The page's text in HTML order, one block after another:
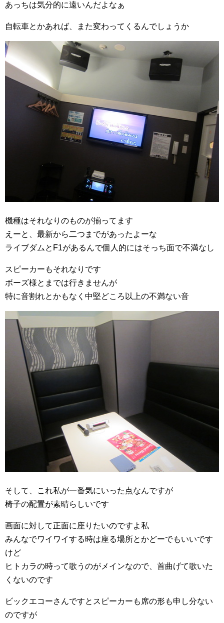
あっちは気分的に遠いんだよなぁ
自転車とかあれば、また変わってくるんでしょうか
機種はそれなりのものが揃ってます
えーと、最新から二つまでがあったよーな
ライブダムとF1があるんで個人的にはそっち面で不満なし
スピーカーもそれなりです
ボーズ様とまでは行きませんが
特に音割れとかもなく中堅どころ以上の不満ない音
そして、これ私が一番気にいった点なんですが
椅子の配置が素晴らしいです
画面に対して正面に座りたいのですよ私
みんなでワイワイする時は座る場所とかどーでもいいです
けど
ヒトカラの時って歌うのがメインなので、首曲げて歌いた
くないのです
ビックエコーさんですとスピーカーも席の形も申し分ない
のですが